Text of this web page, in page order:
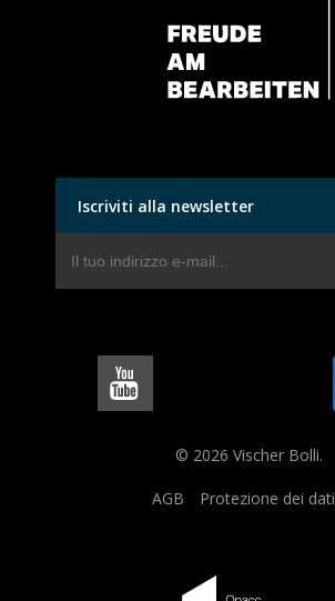
Iscriviti alla newsletter
© 2026 Vischer Bolli.
AGB Protezione dei dati